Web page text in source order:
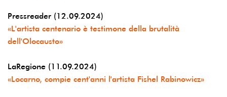
Pressreader (12.09.2024)
«L'artista centenario è testimone della brutalità
dell'Olocausto»
LaRegione (11.09.2024)
«Locarno, compie cent'anni l'artista Fishel Rabinowicz»